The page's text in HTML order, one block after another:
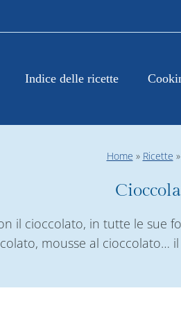
Indice delle ricette
Home » Ricette »
il cioccolato, in tutte le sue
mousse al cioccolato…